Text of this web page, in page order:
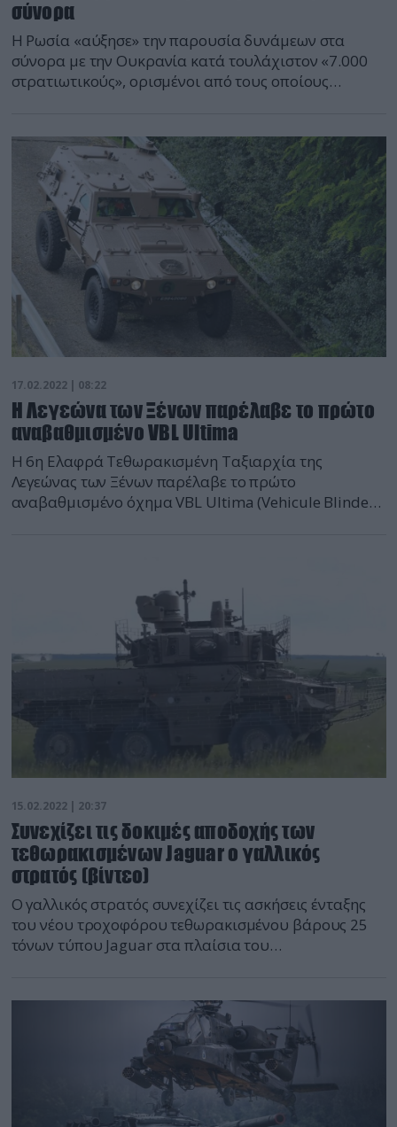
σύνορα
Η Ρωσία «αύξησε» την παρουσία δυνάμεων στα
σύνορα με την Ουκρανία κατά τουλάχιστον «7.000
στρατιωτικούς», ορισμένοι από τους οποίους
«ψευδή» την ανακοίνωση της Μόσχας πως
προχώρησε στην απόσυρση κάποιων δυνάμεων.
«Χθες οι Ρώσοι ανακοίνωσαν πως απέσυραν
στρατεύματα από τα σύνορα με την Ουκρανία (…).
17.02.2022 | 08:22
Η Λεγεώνα των Ξένων παρέλαβε το πρώτο
αναβαθμισμένο VBL Ultima
H 6η Ελαφρά Τεθωρακισμένη Ταξιαρχία της
Λεγεώνας των Ξένων παρέλαβε το πρώτο
αναβαθμισμένο όχημα VBL Ultima (Vehicule Blinde
μισό του 2019 ο γαλλικός Στρατός παρέλαβε το
πρώτο αναβαθμισμένο VBL προ-παραγωγής για
15.02.2022 | 20:37
Συνεχίζει τις δοκιμές αποδοχής των
τεθωρακισμένων Jaguar ο γαλλικός
στρατός (βίντεο)
Ο γαλλικός στρατός συνεχίζει τις ασκήσεις ένταξης
του νέου τροχοφόρου τεθωρακισμένου βάρους 25
τόνων τύπου Jaguar στα πλαίσια του
και συνολικά θα παραδοθούν 300 οχήματα.